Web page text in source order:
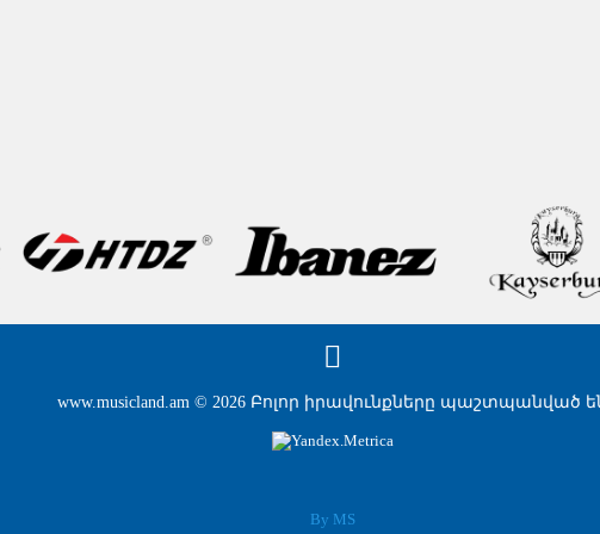
www.musicland.am © 2026 Բոլոր իրավունքները պաշտպանված
By MS